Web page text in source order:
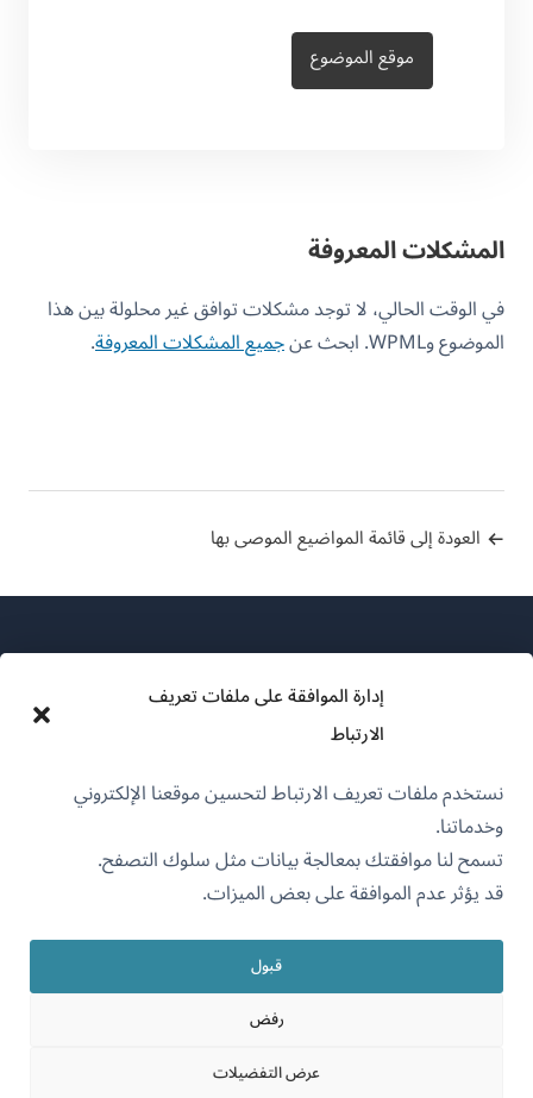
إدارة الموافقة على ملفات تعريف
الارتباط
نستخدم ملفات تعريف الارتباط لتحسين موقعنا الإلكتروني
وخدماتنا.
تسمح لنا موافقتك بمعالجة بيانات مثل سلوك التصفح.
قد يؤثر عدم الموافقة على بعض الميزات.
قبول
رفض
عرض التفضيلات
موقع الموضوع
المشكلات المعروفة
في الوقت الحالي، لا توجد مشكلات توافق غير محلولة بين هذا
الموضوع وWPML. ابحث عن
جميع المشكلات المعروفة.
العودة إلى قائمة المواضيع الموصى بها
OnTheGoSystems Limited
العربية
سياسة GDPR والخصوصية
انضم إلى فريقنا
(يفتح
في
نافذة
جديدة)
(يفتح
نافذة
جديدة)
(يفتح
نافذة
جديدة)
(يفتح
جديدة)